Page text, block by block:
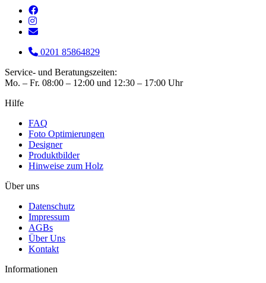
0201 85864829
Service- und Beratungszeiten:
Mo. – Fr. 08:00 – 12:00 und 12:30 – 17:00 Uhr
Hilfe
FAQ
Foto Optimierungen
Designer
Produktbilder
Hinweise zum Holz
Über uns
Datenschutz
Impressum
AGBs
Über Uns
Kontakt
Informationen